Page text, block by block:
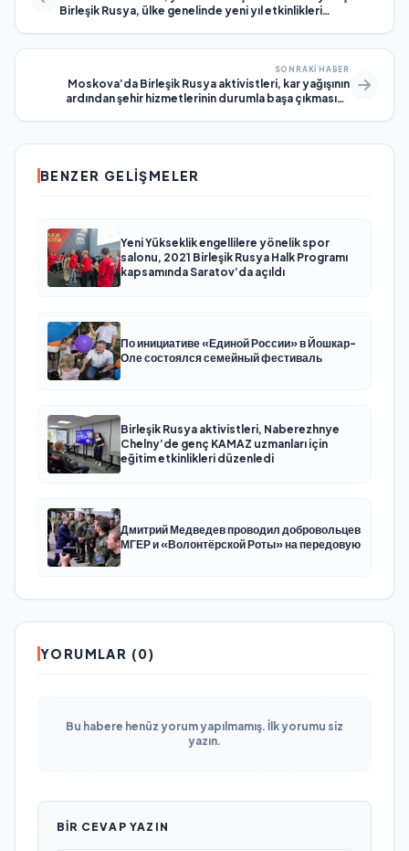
Birleşik Rusya, ülke genelinde yeni yıl etkinlikleri
SONRAKI HABER
Moskova’da Birleşik Rusya aktivistleri, kar yağışının
ardından şehir hizmetlerinin durumla başa çıkmasına
BENZER GELIŞMELER
Yeni Yükseklik engellilere yönelik spor
salonu, 2021 Birleşik Rusya Halk Programı
kapsamında Saratov’da açıldı
По инициативе «Единой России» в Йошкар-
Оле состоялся семейный фестиваль
Birleşik Rusya aktivistleri, Naberezhnye
Chelny’de genç KAMAZ uzmanları için
eğitim etkinlikleri düzenledi
Дмитрий Медведев проводил добровольцев
МГЕР и «Волонтёрской Роты» на передовую
YORUMLAR (0)
Bu habere henüz yorum yapılmamış. İlk yorumu siz
yazın.
BIR CEVAP YAZIN